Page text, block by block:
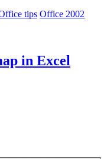
tips Office 2002
in Excel